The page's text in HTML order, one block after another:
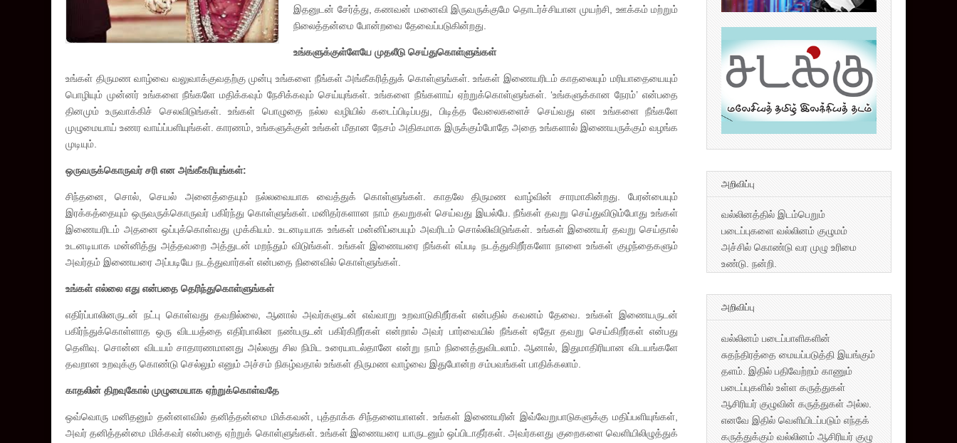
இதனுடன் சேர்த்து, கணவன் மனைவி இருவருக்குமே தொடர்ச்சியான முயற்சி, ஊக்கம் மற்றும்
நிலைத்தன்மை போன்றவை தேவைப்படுகின்றது.
உங்களுக்குள்ளேயே முதலீடு செய்துகொள்ளுங்கள்
உங்கள் திருமண வாழ்வை வலுவாக்குவதற்கு முன்பு உங்களை நீங்கள் அங்கீகரித்துக் கொள்ளுங்கள். உங்கள் இணையரிடம் காதலையும் மரியாதையையும்
பொழியும் முன்னர் உங்களை நீங்களே மதிக்கவும் நேசிக்கவும் செய்யுங்கள். உங்களை நீங்களாய் ஏற்றுக்கொள்ளுங்கள். ‘உங்களுக்கான நேரம்’ என்பதை
தினமும் உருவாக்கிச் செலவிடுங்கள். உங்கள் பொழுதை நல்ல வழியில் கடைப்பிடிப்பது, பிடித்த வேலைகளைச் செய்வது என உங்களை நீங்களே
முழுமையாய் உணர வாய்ப்பளியுங்கள். காரணம், உங்களுக்குள் உங்கள் மீதான நேசம் அதிகமாக இருக்கும்போதே அதை உங்களால் இணையருக்கும் வழங்க
முடியும்.
ஒருவருக்கொருவர் சரி என அங்கீகரியுங்கள்:
சிந்தனை, சொல், செயல் அனைத்தையும் நல்லவையாக வைத்துக் கொள்ளுங்கள். காதலே திருமண வாழ்வின் சாரமாகின்றது. பேரன்பையும்
இரக்கத்தையும் ஒருவருக்கொருவர் பகிர்ந்து கொள்ளுங்கள். மனிதர்களான நாம் தவறுகள் செய்வது இயல்பே. நீங்கள் தவறு செய்துவிடும்போது உங்கள்
இணையரிடம் அதனை ஒப்புக்கொள்வது முக்கியம். உடனடியாக உங்கள் மன்னிப்பையும் அவரிடம் சொல்லிவிடுங்கள். உங்கள் இணையர் தவறு செய்தால்
உடனடியாக மன்னித்து அத்தவறை அத்துடன் மறந்தும் விடுங்கள். உங்கள் இணையரை நீங்கள் எப்படி நடத்துகிறீர்களோ நாளை உங்கள் குழந்தைகளும்
அவர்தம் இணையரை அப்படியே நடத்துவார்கள் என்பதை நினைவில் கொள்ளுங்கள்.
உங்கள் எல்லை எது என்பதை தெரிந்துகொள்ளுங்கள்
எதிர்ப்பாலினருடன் நட்பு கொள்வது தவறில்லை, ஆனால் அவர்களுடன் எவ்வாறு உறவாடுகிறீர்கள் என்பதில் கவனம் தேவை. உங்கள் இணையருடன்
பகிர்ந்துக்கொள்ளாத ஒரு விடயத்தை எதிர்பாலின நண்பருடன் பகிர்கிறீர்கள் என்றால் அவர் பார்வையில் நீங்கள் ஏதோ தவறு செய்கிறீர்கள் என்பது
தெளிவு. சொன்ன விடயம் சாதாரணமானது அல்லது சில நிமிட உரையாடல்தானே என்று நாம் நினைத்துவிடலாம். ஆனால், இதுமாதிரியான விடயங்களே
தவறான உறவுக்கு கொண்டு செல்லும் எனும் அச்சம் நிகழ்வதால் உங்கள் திருமண வாழ்வை இதுபோன்ற சம்பவங்கள் பாதிக்கலாம்.
காதலின் திறவுகோல் முழுமையாக ஏற்றுக்கொள்வதே
ஒவ்வொரு மனிதனும் தன்னளவில் தனித்தன்மை மிக்கவன், புத்தாக்க சிந்தனையாளன். உங்கள் இணையரின் இவ்வேறுபாடுகளுக்கு மதிப்பளியுங்கள்,
அவர் தனித்தன்மை மிக்கவர் என்பதை ஏற்றுக் கொள்ளுங்கள். உங்கள் இணையரை யாருடனும் ஒப்பிடாதீர்கள். அவர்களது குறைகளை வெளியிலிழுத்துக்
அறிவிப்பு
வல்லினத்தில் இடம்பெறும்
படைப்புகளை வல்லினம் குழுமம்
அச்சில் கொண்டு வர முழு உரிமை
உண்டு. நன்றி.
அறிவிப்பு
வல்லினம் படைப்பாளிகளின்
சுதந்திரத்தை மையப்படுத்தி இயங்கும்
தளம். இதில் பதிவேற்றம் காணும்
படைப்புகளில் உள்ள கருத்துகள்
ஆசிரியர் குழுவின் கருத்துகள் அல்ல.
எனவே இதில் வெளியிடப்படும் எந்தக்
கருத்துக்கும் வல்லினம் ஆசிரியர் குழு